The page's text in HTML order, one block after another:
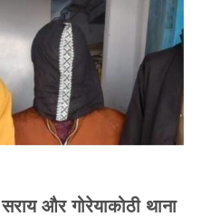
सराय और गोरेयाकोठी थाना